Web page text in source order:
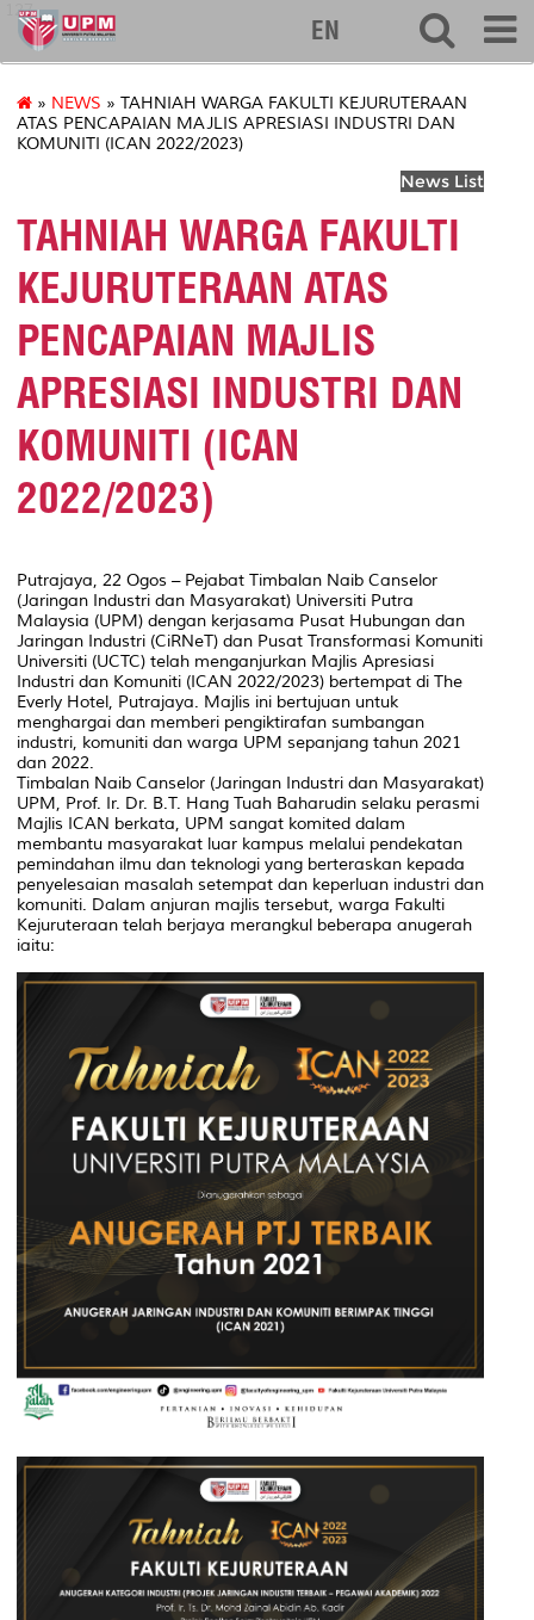
127
EN
» NEWS » TAHNIAH WARGA FAKULTI KEJURUTERAAN
ATAS PENCAPAIAN MAJLIS APRESIASI INDUSTRI DAN
KOMUNITI (ICAN 2022/2023)
News List
TAHNIAH WARGA FAKULTI
KEJURUTERAAN ATAS
PENCAPAIAN MAJLIS
APRESIASI INDUSTRI DAN
KOMUNITI (ICAN
2022/2023)
Putrajaya, 22 Ogos – Pejabat Timbalan Naib Canselor
(Jaringan Industri dan Masyarakat) Universiti Putra
Malaysia (UPM) dengan kerjasama Pusat Hubungan dan
Jaringan Industri (CiRNeT) dan Pusat Transformasi Komuniti
Universiti (UCTC) telah menganjurkan Majlis Apresiasi
Industri dan Komuniti (ICAN 2022/2023) bertempat di The
Everly Hotel, Putrajaya. Majlis ini bertujuan untuk
menghargai dan memberi pengiktirafan sumbangan
industri, komuniti dan warga UPM sepanjang tahun 2021
dan 2022.
Timbalan Naib Canselor (Jaringan Industri dan Masyarakat)
UPM, Prof. Ir. Dr. B.T. Hang Tuah Baharudin selaku perasmi
Majlis ICAN berkata, UPM sangat komited dalam
membantu masyarakat luar kampus melalui pendekatan
pemindahan ilmu dan teknologi yang berteraskan kepada
penyelesaian masalah setempat dan keperluan industri dan
komuniti. Dalam anjuran majlis tersebut, warga Fakulti
Kejuruteraan telah berjaya merangkul beberapa anugerah
iaitu: